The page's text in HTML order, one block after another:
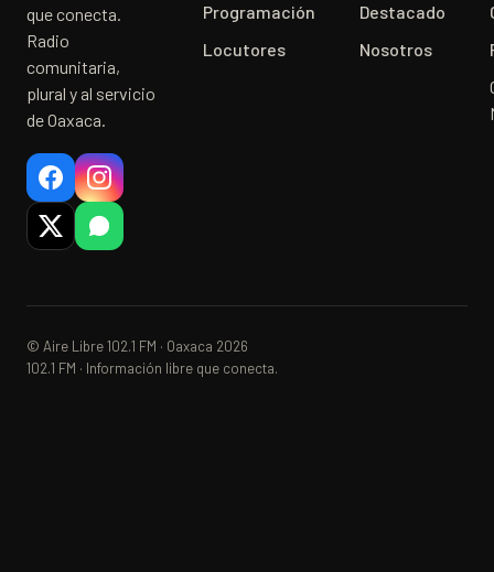
que conecta.
Radio
comunitaria,
plural y al servicio
de Oaxaca.
Programación
Locutores
Destacado
Nosotros
© Aire Libre 102.1 FM · Oaxaca 2026
102.1 FM · Información libre que conecta.